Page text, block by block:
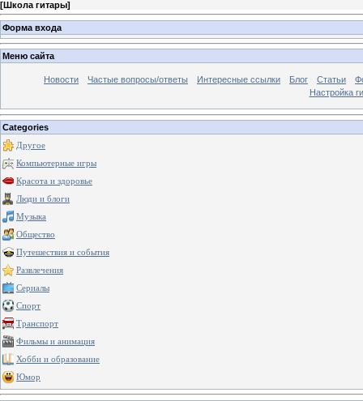
[Школа гитары]
Форма входа
Меню сайта
Новости Частые вопросы/ответы Интересные ссылки Блог Статьи
Настройка
Categories
Другое
Компьютерные игры
Красота и здоровье
Люди и блоги
Музыка
Общество
Путешествия и события
Развлечения
Сериалы
Спорт
Транспорт
Фильмы и анимация
Хобби и образование
Юмор